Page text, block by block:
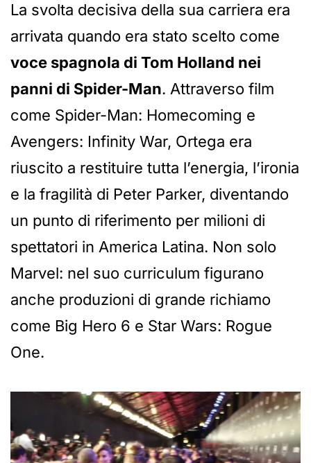
La svolta decisiva della sua carriera era
arrivata quando era stato scelto come
voce spagnola di Tom Holland nei
panni di Spider-Man. Attraverso film
come Spider-Man: Homecoming e
Avengers: Infinity War, Ortega era
riuscito a restituire tutta l’energia, l’ironia
e la fragilità di Peter Parker, diventando
un punto di riferimento per milioni di
spettatori in America Latina. Non solo
Marvel: nel suo curriculum figurano
anche produzioni di grande richiamo
come Big Hero 6 e Star Wars: Rogue
One.